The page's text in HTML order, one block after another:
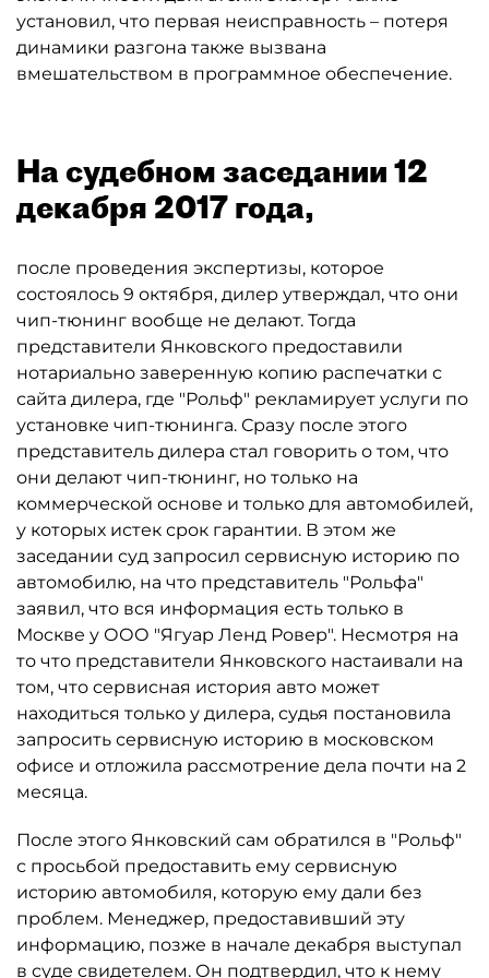
установил, что первая неисправность – потеря
динамики разгона также вызвана
вмешательством в программное обеспечение.
На судебном заседании 12
декабря 2017 года,
после проведения экспертизы, которое
состоялось 9 октября, дилер утверждал, что они
чип-тюнинг вообще не делают. Тогда
представители Янковского предоставили
нотариально заверенную копию распечатки с
сайта дилера, где "Рольф" рекламирует услуги по
установке чип-тюнинга. Сразу после этого
представитель дилера стал говорить о том, что
они делают чип-тюнинг, но только на
коммерческой основе и только для автомобилей,
у которых истек срок гарантии. В этом же
заседании суд запросил сервисную историю по
автомобилю, на что представитель "Рольфа"
заявил, что вся информация есть только в
Москве у ООО "Ягуар Ленд Ровер". Несмотря на
то что представители Янковского настаивали на
том, что сервисная история авто может
находиться только у дилера, судья постановила
запросить сервисную историю в московском
офисе и отложила рассмотрение дела почти на 2
месяца.
После этого Янковский сам обратился в "Рольф"
с просьбой предоставить ему сервисную
историю автомобиля, которую ему дали без
проблем. Менеджер, предоставивший эту
информацию, позже в начале декабря выступал
в суде свидетелем. Он подтвердил, что к нему